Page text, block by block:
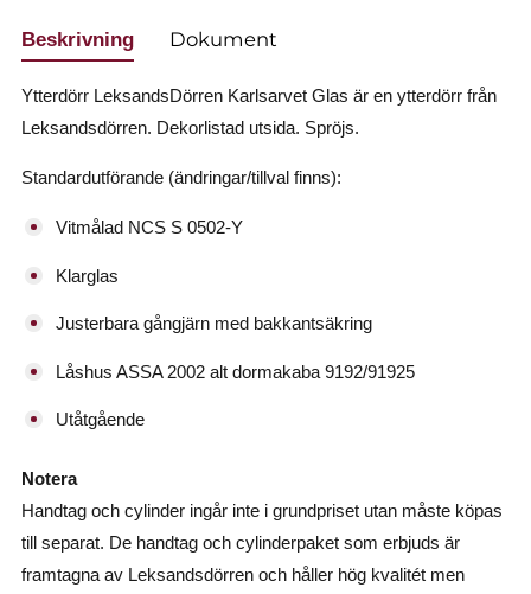
Beskrivning Dokument
Ytterdörr LeksandsDörren Karlsarvet Glas är en ytterdörr från
Leksandsdörren. Dekorlistad utsida. Spröjs.
Standardutförande (ändringar/tillval finns):
Vitmålad NCS S 0502-Y
Klarglas
Justerbara gångjärn med bakkantsäkring
Låshus ASSA 2002 alt dormakaba 9192/91925
Utåtgående
Notera
Handtag och cylinder ingår inte i grundpriset utan måste köpas
till separat. De handtag och cylinderpaket som erbjuds är
framtagna av Leksandsdörren och håller hög kvalitét men